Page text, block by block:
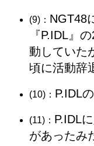
(9)： NGT48
『P.IDL』
動していた
頃に活動辞
(10)： P.IDL
(11)： P.IDL
があったみ